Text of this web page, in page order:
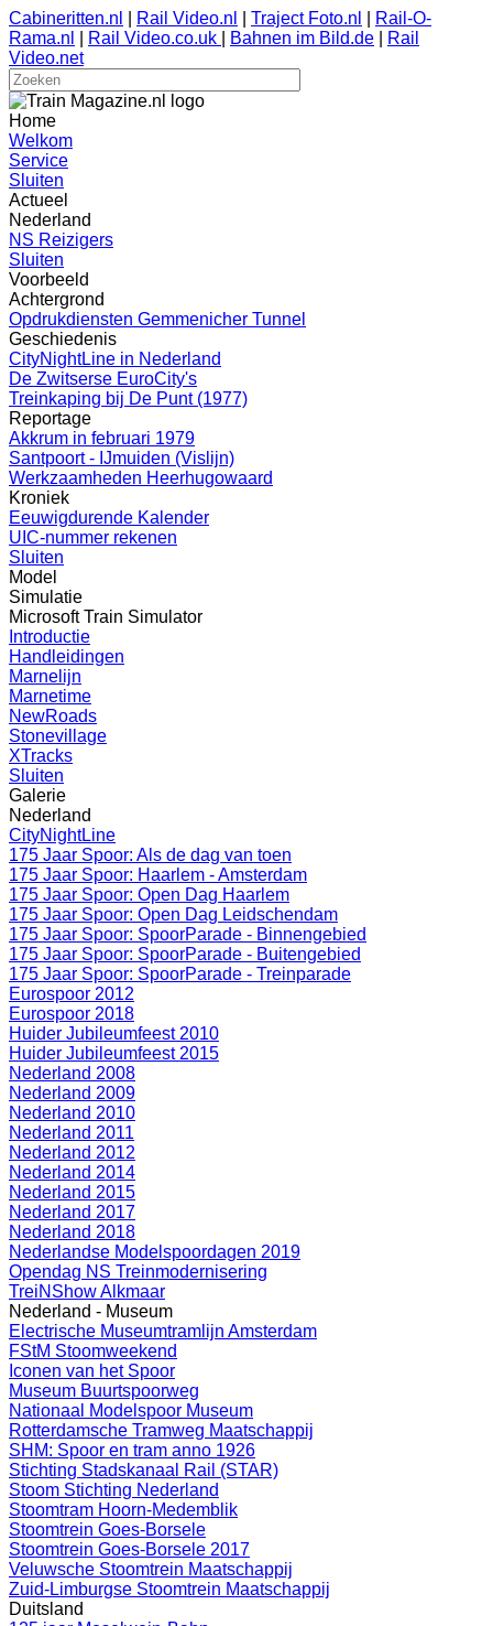
Cabineritten.nl Rail Video.nl Traject Foto.nl
Rail-O-
Rama.nl
Rail Video.co.uk Bahnen im Bild.de
Rail
Video.net
Home
Welkom
Service
Sluiten
Actueel
Nederland
NS Reizigers
Sluiten
Voorbeeld
Achtergrond
Opdrukdiensten Gemmenicher Tunnel
Geschiedenis
CityNightLine in Nederland
De Zwitserse EuroCity's
Treinkaping bij De Punt (1977)
Reportage
Akkrum in februari 1979
Santpoort - IJmuiden (Vislijn)
Werkzaamheden Heerhugowaard
Kroniek
Eeuwigdurende Kalender
UIC-nummer rekenen
Sluiten
Model
Simulatie
Microsoft Train Simulator
Introductie
Handleidingen
Marnelijn
Marnetime
NewRoads
Stonevillage
XTracks
Sluiten
Galerie
Nederland
CityNightLine
175 Jaar Spoor: Als de dag van toen
175 Jaar Spoor: Haarlem - Amsterdam
175 Jaar Spoor: Open Dag Haarlem
175 Jaar Spoor: Open Dag Leidschendam
175 Jaar Spoor: SpoorParade - Binnengebied
175 Jaar Spoor: SpoorParade - Buitengebied
175 Jaar Spoor: SpoorParade - Treinparade
Eurospoor 2012
Eurospoor 2018
Huider Jubileumfeest 2010
Huider Jubileumfeest 2015
Nederland 2008
Nederland 2009
Nederland 2010
Nederland 2011
Nederland 2012
Nederland 2014
Nederland 2015
Nederland 2017
Nederland 2018
Nederlandse Modelspoordagen 2019
Opendag NS Treinmodernisering
TreiNShow Alkmaar
Nederland - Museum
Electrische Museumtramlijn Amsterdam
FStM Stoomweekend
Iconen van het Spoor
Museum Buurtspoorweg
Nationaal Modelspoor Museum
Rotterdamsche Tramweg Maatschappij
SHM: Spoor en tram anno 1926
Stichting Stadskanaal Rail (STAR)
Stoom Stichting Nederland
Stoomtram Hoorn-Medemblik
Stoomtrein Goes-Borsele
Stoomtrein Goes-Borsele 2017
Veluwsche Stoomtrein Maatschappij
Zuid-Limburgse Stoomtrein Maatschappij
Duitsland